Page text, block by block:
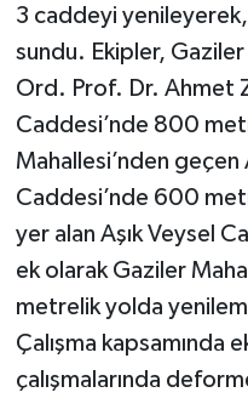
3 caddeyi
sundu. Ekipler,
Ord. Prof. Dr. Ahmet
Caddesi’nde 800
Mahallesi’nden
Caddesi’nde 600
yer alan Aşık Veysel
ek olarak Gaziler
metrelik yolda
Çalışma kapsamında
çalışmalarında